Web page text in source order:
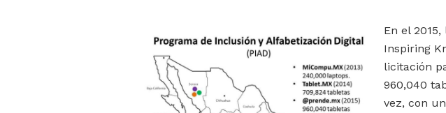
En el
Inspiring
licitación
960,040
vez, con